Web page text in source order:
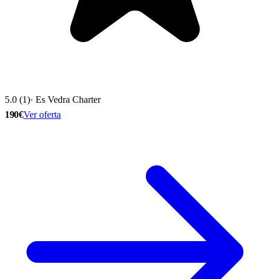
5.0 (1)· Es Vedra Charter
190€Ver oferta